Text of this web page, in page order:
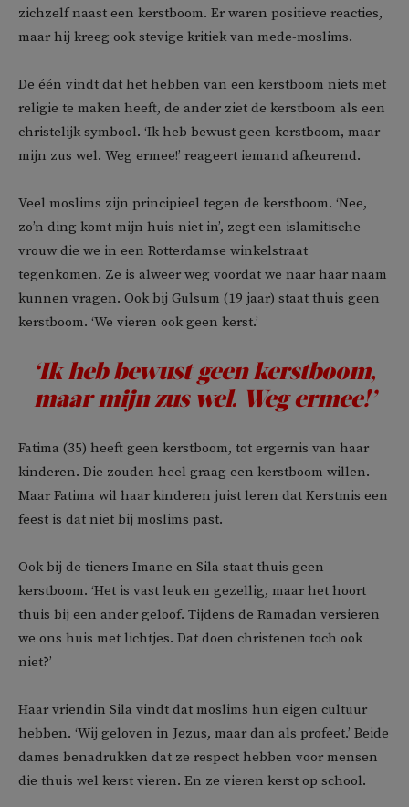
zichzelf naast een kerstboom. Er waren positieve reacties,
maar hij kreeg ook stevige kritiek van mede-moslims.
De één vindt dat het hebben van een kerstboom niets met
religie te maken heeft, de ander ziet de kerstboom als een
christelijk symbool. ‘Ik heb bewust geen kerstboom, maar
mijn zus wel. Weg ermee!’ reageert iemand afkeurend.
Veel moslims zijn principieel tegen de kerstboom. ‘Nee,
zo’n ding komt mijn huis niet in’, zegt een islamitische
vrouw die we in een Rotterdamse winkelstraat
tegenkomen. Ze is alweer weg voordat we naar haar naam
kunnen vragen. Ook bij Gulsum (19 jaar) staat thuis geen
kerstboom. ‘We vieren ook geen kerst.’
‘Ik heb bewust geen kerstboom,
maar mijn zus wel. Weg ermee!’
Fatima (35) heeft geen kerstboom, tot ergernis van haar
kinderen. Die zouden heel graag een kerstboom willen.
Maar Fatima wil haar kinderen juist leren dat Kerstmis een
feest is dat niet bij moslims past.
Ook bij de tieners Imane en Sila staat thuis geen
kerstboom. ‘Het is vast leuk en gezellig, maar het hoort
thuis bij een ander geloof. Tijdens de Ramadan versieren
we ons huis met lichtjes. Dat doen christenen toch ook
niet?’
Haar vriendin Sila vindt dat moslims hun eigen cultuur
hebben. ‘Wij geloven in Jezus, maar dan als profeet.’ Beide
dames benadrukken dat ze respect hebben voor mensen
die thuis wel kerst vieren. En ze vieren kerst op school.